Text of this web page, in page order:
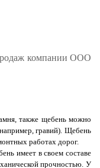
компании ООО
также щебень можно
гравий). Щебень
работах дорог.
имеет в своем составе
прочностью. У